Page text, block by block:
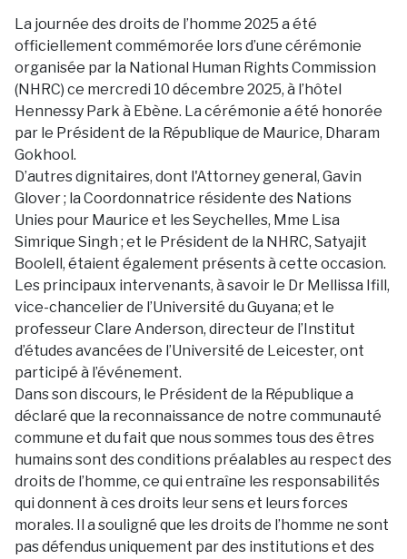
La journée des droits de l’homme 2025 a été
officiellement commémorée lors d’une cérémonie
organisée par la National Human Rights Commission
(NHRC) ce mercredi 10 décembre 2025, à l’hôtel
Hennessy Park à Ebène. La cérémonie a été honorée
par le Président de la République de Maurice, Dharam
Gokhool.
D’autres dignitaires, dont l'Attorney general, Gavin
Glover ; la Coordonnatrice résidente des Nations
Unies pour Maurice et les Seychelles, Mme Lisa
Simrique Singh ; et le Président de la NHRC, Satyajit
Boolell, étaient également présents à cette occasion.
Les principaux intervenants, à savoir le Dr Mellissa Ifill,
vice-chancelier de l’Université du Guyana; et le
professeur Clare Anderson, directeur de l’Institut
d’études avancées de l’Université de Leicester, ont
participé à l’événement.
Dans son discours, le Président de la République a
déclaré que la reconnaissance de notre communauté
commune et du fait que nous sommes tous des êtres
humains sont des conditions préalables au respect des
droits de l’homme, ce qui entraîne les responsabilités
qui donnent à ces droits leur sens et leurs forces
morales. Il a souligné que les droits de l’homme ne sont
pas défendus uniquement par des institutions et des